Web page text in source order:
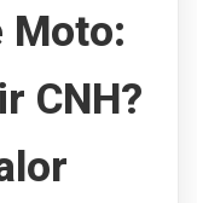
Moto:
CNH?